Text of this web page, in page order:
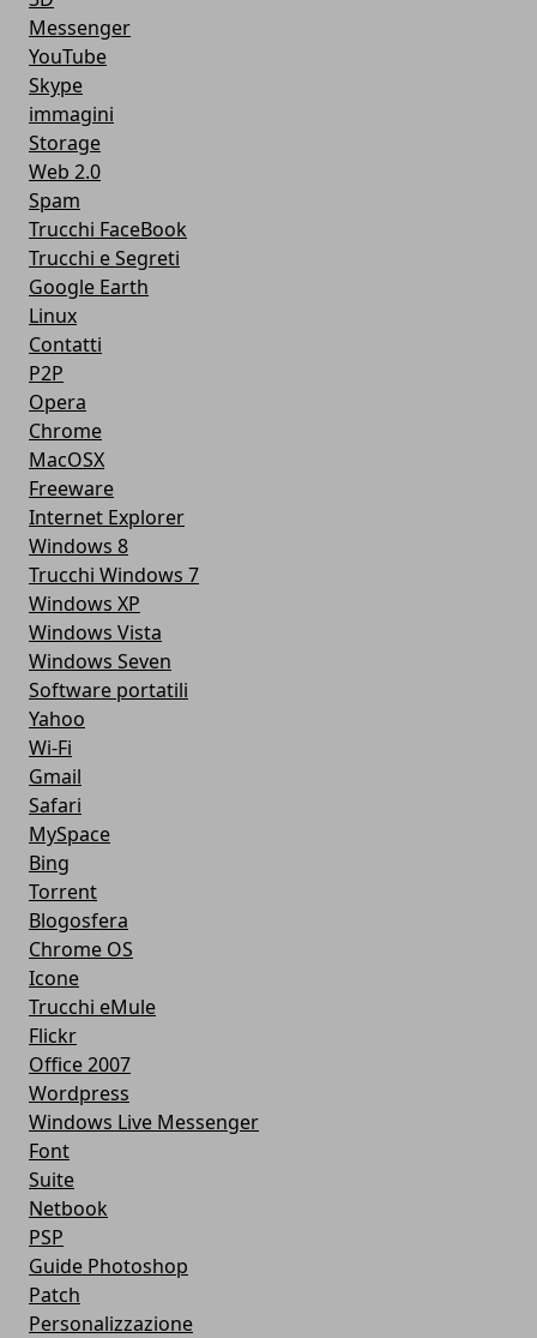
Messenger
YouTube
Skype
immagini
Storage
Web 2.0
Spam
Trucchi FaceBook
Trucchi e Segreti
Google Earth
Linux
Contatti
P2P
Opera
Chrome
MacOSX
Freeware
Internet Explorer
Windows 8
Trucchi Windows 7
Windows XP
Windows Vista
Windows Seven
Software portatili
Yahoo
Wi-Fi
Gmail
Safari
MySpace
Bing
Torrent
Blogosfera
Chrome OS
Icone
Trucchi eMule
Flickr
Office 2007
Wordpress
Windows Live Messenger
Font
Suite
Netbook
PSP
Guide Photoshop
Patch
Personalizzazione